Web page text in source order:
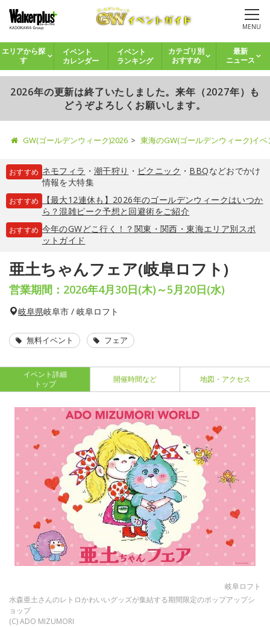
MENU
エリアから探
す
イベント
カレンダー
イベント
ランキング
カテゴリ別
おすすめ
最新
ニュース
2026年の更新は終了いたしました。来年（2027年）も
どうぞよろしくお願いします。
GW(ゴールデンウィーク)2026 東海のGW(ゴールデンウィーク)イ
おすすめ ネモフィラ ・ 潮干狩り ・ ピクニック ・ BBQなどおでかけ
情報を大特集
おすすめ
【最大12連休も】2026年のゴールデンウィークはいつか
ら？混雑ピーク予想と回避術をご紹介
おすすめ 今年のGWどこ行く！？関東・関西・東海エリア別スポ
ットガイド
亜土ちゃんフェア(岐阜ロフト)
営業期間：2026年4月30日(木)～5月20日(水)
岐阜県岐阜市 / 岐阜ロフト
無料イベント フェア
イベント詳細
トップ
開催時間など 地図・アクセス
岐阜ロフト
水森亜土さんのレトロかわいいグッズが集結する期間限定のポップアップシ
ョップ
(C) ADO MIZUMORI